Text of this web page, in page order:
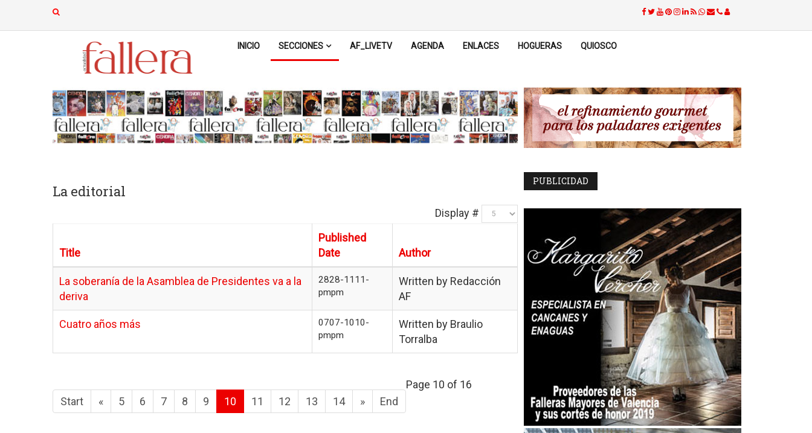
INICIO SECCIONES AF_LIVETV AGENDA ENLACES HOGUERAS QUIOSCO
La editorial
Display #
Title
Published
Date
Author
La soberanía de la Asamblea de Presidentes va a la
deriva
2828-1111-
pmpm
Written by Redacción
AF
Cuatro años más
0707-1010-
pmpm
Written by Braulio
Torralba
Page 10 of 16
Start
« 5 6 7 8 9 10 11 12 13 14 » End
PUBLICIDAD